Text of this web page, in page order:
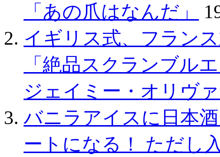
「あの爪はなんだ」
イギリス式、フラン
「絶品スクランブル
ジェイミー・オリヴ
バニラアイスに日本
ートになる！ ただし